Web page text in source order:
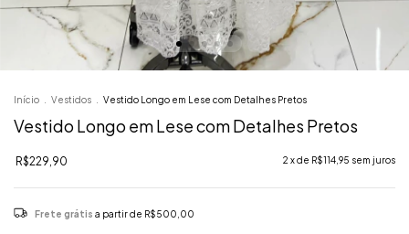
Início Vestidos Vestido Longo em Lese com Detalhes Pretos
Vestido Longo em Lese com Detalhes Pretos
R$229,90 2 x de R$114,95 sem juros
Frete grátis a partir de R$500,00